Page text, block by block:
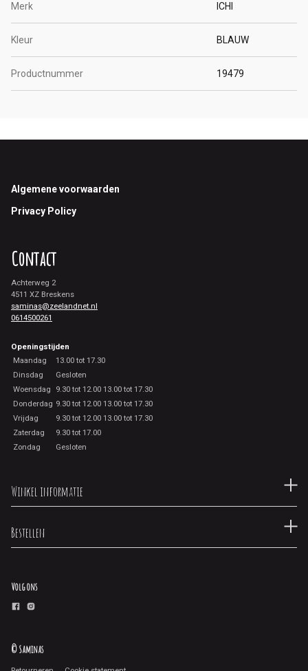
Merk ICHI
Kleur BLAUW
Productnummer 19479
Footer
Algemene voorwaarden
Privacy Policy
Contact
Achterweg 2
4511 XZ Breskens
saminas@zeelandnet.nl
0614500261
Openingstijden
Maandag
13.00 tot 17.30
Dinsdag
Gesloten
Woensdag
9.30 tot 12.00 13.00 tot 17.30
Donderdag 9.30 tot 12.00 13.00 tot 17.30
Vrijdag
9.30 tot 12.00 13.00 tot 17.30
Zaterdag
9.30 tot 17.00
Zondag
Gesloten
Winkel informatie
Bestellen
Volg ons
© Saminas